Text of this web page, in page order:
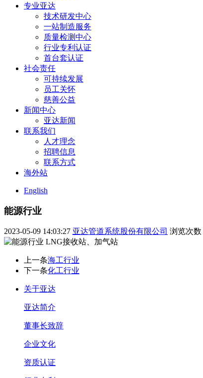
专业亚达
技术研发中心
一站制造服务
质量检测中心
行业专利认证
首台套认证
社会责任
可持续发展
员工关怀
慈善公益
新闻中心
亚达新闻
联系我们
人才理念
招聘信息
联系方式
海外站
English
能源行业
2023-05-09 14:03:27 亚达管道系统股份有限公司 浏览次数
LNG接收站、加气站
上一条海工行业
下一条化工行业
关于亚达
亚达简介
董事长致辞
企业文化
资质认证